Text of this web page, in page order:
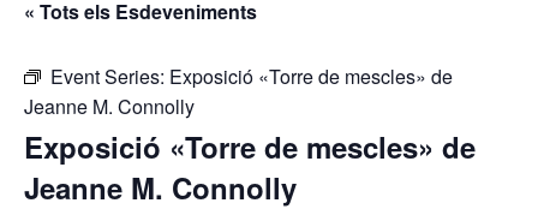
« Tots els Esdeveniments
Event Series: Exposició «Torre de mescles» de
Jeanne M. Connolly
Exposició «Torre de mescles» de
Jeanne M. Connolly